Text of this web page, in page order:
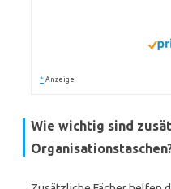
* Anzeige
Wie wichtig sind